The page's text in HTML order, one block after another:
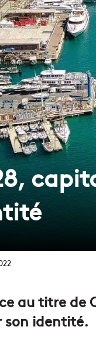
au titre de
son identité.